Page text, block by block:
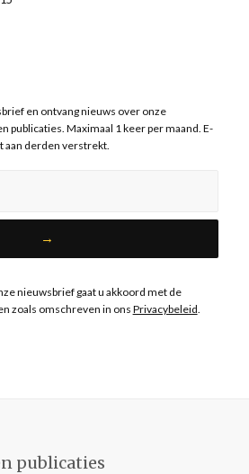
en ontvang nieuws over onze
publicaties. Maximaal 1 keer per maand. E-
derden verstrekt.
nieuwsbrief gaat u akkoord met de
zoals omschreven in ons Privacybeleid.
publicaties